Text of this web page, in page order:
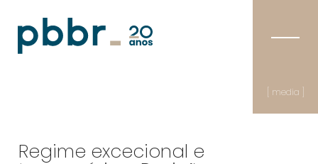
[ media ]
Regime excecional e